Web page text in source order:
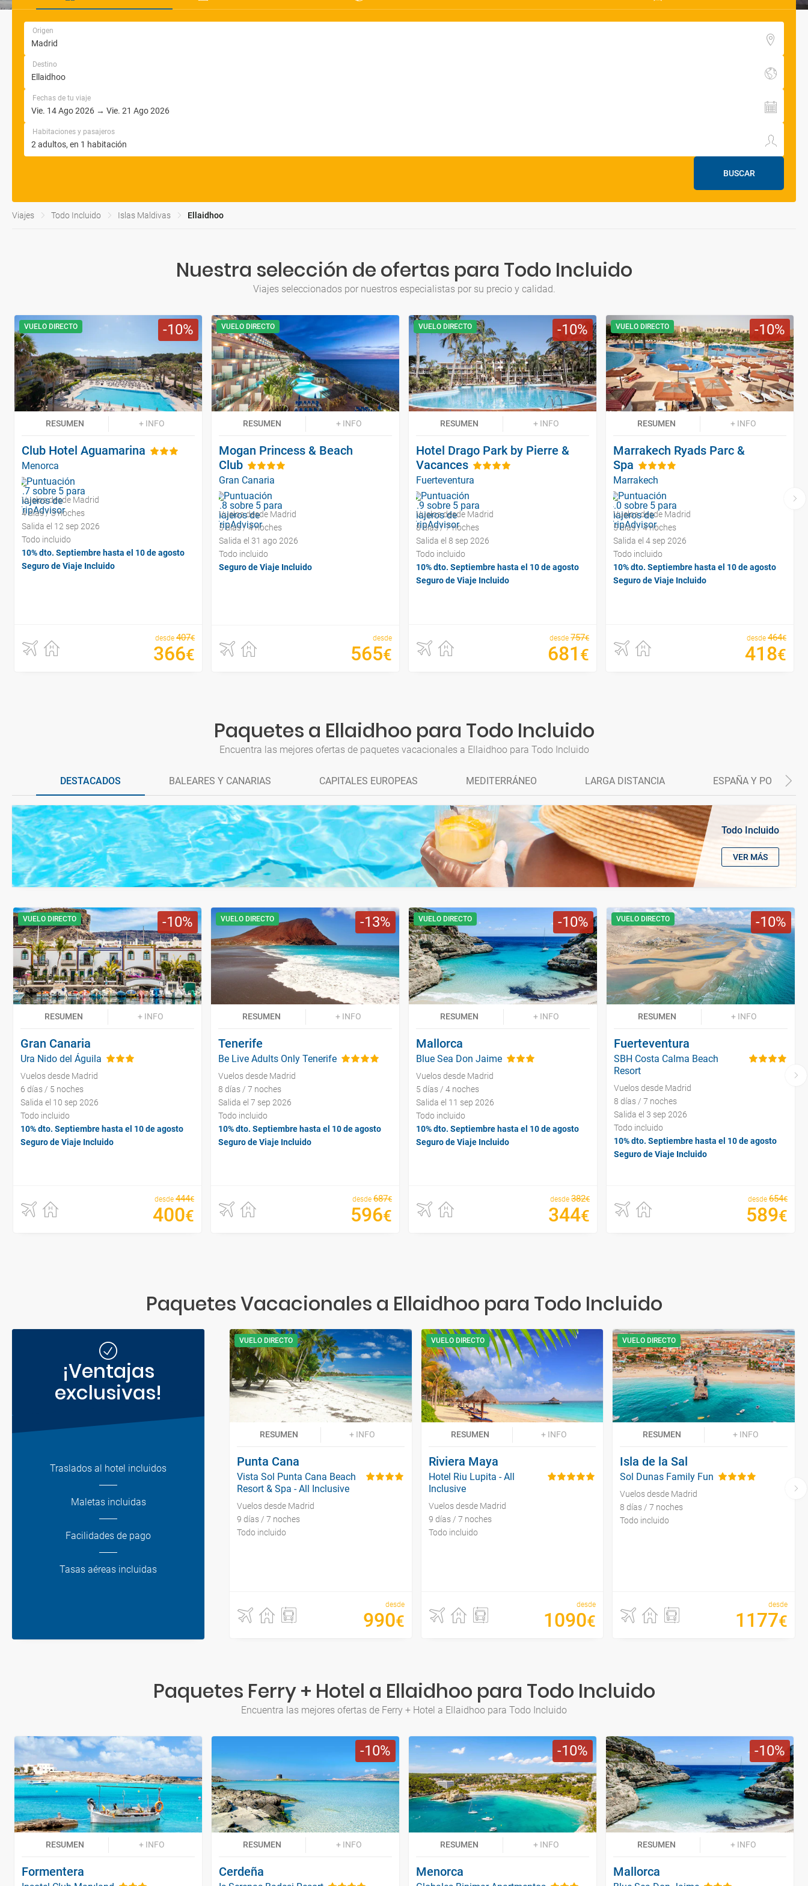
Origen
Destino
Fechas de tu viaje
Habitaciones y pasajeros
BUSCAR
Viajes Todo Incluido Islas Maldivas Ellaidhoo
Nuestra selección de ofertas para Todo Incluido
Viajes seleccionados por nuestros especialistas por su precio y calidad.
10
VUELO DIRECTO
RESUMEN + INFO
Club Hotel Aguamarina
Menorca
Vuelos desde Madrid
4 días / 3 noches
Salida el 12 sep 2026
Todo incluido
10% dto. Septiembre hasta el 10 de agosto
Seguro de Viaje Incluido
desde 407€
366€
VUELO DIRECTO
RESUMEN + INFO
Mogan Princess & Beach
Club
Gran Canaria
Vuelos desde Madrid
5 días / 4 noches
Salida el 31 ago 2026
Todo incluido
Seguro de Viaje Incluido
desde
565€
10
VUELO DIRECTO
RESUMEN + INFO
Hotel Drago Park by Pierre &
Vacances
Fuerteventura
Vuelos desde Madrid
8 días / 7 noches
Salida el 8 sep 2026
Todo incluido
10% dto. Septiembre hasta el 10 de agosto
Seguro de Viaje Incluido
desde 757€
681 €
10
VUELO DIRECTO
RESUMEN + INFO
Marrakech Ryads Parc &
Spa
Marrakech
Vuelos desde Madrid
5 días / 4 noches
Salida el 4 sep 2026
Todo incluido
10% dto. Septiembre hasta el 10 de agosto
Seguro de Viaje Incluido
desde 464€
418€
Paquetes a Ellaidhoo para Todo Incluido
Encuentra las mejores ofertas de paquetes vacacionales a Ellaidhoo para Todo Incluido
DESTACADOS BALEARES Y CANARIAS CAPITALES EUROPEAS MEDITERRÁNEO LARGA DISTANCIA ESPAÑA Y PORTUGAL
Todo Incluido
VER MÁS
10
VUELO DIRECTO
RESUMEN + INFO
Gran Canaria
Ura Nido del Águila
Vuelos desde Madrid
6 días / 5 noches
Salida el 10 sep 2026
Todo incluido
10% dto. Septiembre hasta el 10 de agosto
Seguro de Viaje Incluido
desde 444€
400€
13
VUELO DIRECTO
RESUMEN + INFO
Tenerife
Be Live Adults Only Tenerife
Vuelos desde Madrid
8 días / 7 noches
Salida el 7 sep 2026
Todo incluido
10% dto. Septiembre hasta el 10 de agosto
Seguro de Viaje Incluido
desde 687€
596€
10
VUELO DIRECTO
RESUMEN + INFO
Mallorca
Blue Sea Don Jaime
Vuelos desde Madrid
5 días / 4 noches
Salida el 11 sep 2026
Todo incluido
10% dto. Septiembre hasta el 10 de agosto
Seguro de Viaje Incluido
desde 382€
344€
10
VUELO DIRECTO
RESUMEN + INFO
Fuerteventura
SBH Costa Calma Beach
Resort
Vuelos desde Madrid
8 días / 7 noches
Salida el 3 sep 2026
Todo incluido
10% dto. Septiembre hasta el 10 de agosto
Seguro de Viaje Incluido
desde 654€
589€
Paquetes Vacacionales a Ellaidhoo para Todo Incluido
¡Ventajas
exclusivas!
Traslados al hotel incluidos
Maletas incluidas
Facilidades de pago
Tasas aéreas incluidas
VUELO DIRECTO
RESUMEN + INFO
Punta Cana
Vista Sol Punta Cana Beach
Resort & Spa - All Inclusive
Vuelos desde Madrid
9 días / 7 noches
Todo incluido
desde
990€
VUELO DIRECTO
RESUMEN + INFO
Riviera Maya
Hotel Riu Lupita - All
Inclusive
Vuelos desde Madrid
9 días / 7 noches
Todo incluido
desde
1090€
VUELO DIRECTO
RESUMEN + INFO
Isla de la Sal
Sol Dunas Family Fun
Vuelos desde Madrid
8 días / 7 noches
Todo incluido
desde
1177€
Paquetes Ferry + Hotel a Ellaidhoo para Todo Incluido
Encuentra las mejores ofertas de Ferry + Hotel a Ellaidhoo para Todo Incluido
RESUMEN + INFO
Formentera
10
RESUMEN + INFO
Cerdeña
10
RESUMEN + INFO
Menorca
10
RESUMEN + INFO
Mallorca